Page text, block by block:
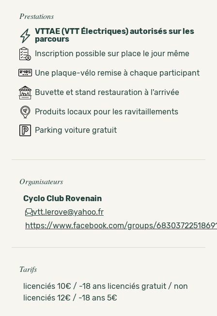
Prestations
VTTAE (VTT Électriques) autorisés sur les
parcours
Inscription possible sur place le jour même
Une plaque-vélo remise à chaque participant
Buvette et stand restauration à l'arrivée
Produits locaux pour les ravitaillements
Parking voiture gratuit
Organisateurs
Cyclo Club Rovenain
vtt.lerove@yahoo.fr
https://www.facebook.com/groups/
Tarifs
licenciés 10€ / -18 ans licenciés gratuit / non
licenciés 12€ / -18 ans 5€